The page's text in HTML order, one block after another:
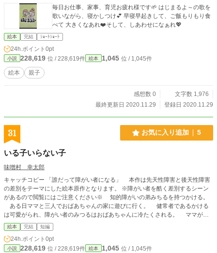
毎日お仕事、家事、育児お疲れ様です🌱 はじまるよ～の歌を
歌いながら、寝かしつけ💕 早寝早起きして、ご飯もりもり食
べて 大きくなあれ❤️そして、しあわせになぁれ💖
絵本 完結 ｼｮｰﾄｼｮｰﾄ
24h.ポイント 0pt
小説 228,619 位 / 228,619件 絵本 1,045 位 / 1,045件
絵本 親子
感想数 0
文字数 1,976
最終更新日 2020.11.29
登録日 2020.11.29
31 お気に入り追加 5
いる子いらない子
味噌村 幸太郎
キャッチコピー 「誰だって障がい者になる」 本作は先天性障害と後天性障害
の差別をテーマにした絵本原作となります。 ※障がい者を酷く差別するシーン
があるので閲覧にはご注意ください※ 知的障がいの弟みちるを持つかける。
ある日ママと三人でおばあちゃんの家に遊びに行く。 健常者であるかける
は可愛がられ、障がい者のみつるはおばあちゃんに冷たくされる。 ママが三
人目が出来たと報告をすると、おばあちゃん怒った。 かけるのパパが発達障
がい者だから、 「障がい者が子供を作ると、障がい者が出来る！」と……。
絶望するママを見て、かけるとみちるが取った行動とは？
絵本 完結 短編
24h.ポイント 0pt
小説 228,619 位 / 228,619件 絵本 1,045 位 / 1,045件